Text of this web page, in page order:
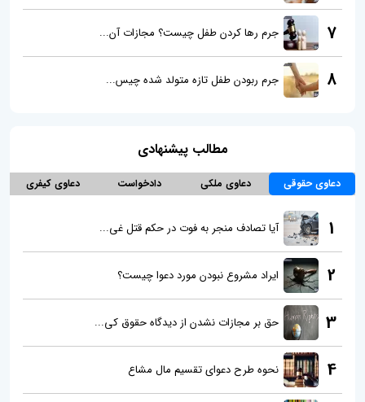
7 جرم رها کردن طفل چیست؟ مجازات آن...
8 جرم ربودن طفل تازه متولد شده چیس...
مطالب پیشنهادی
دعاوی حقوقی دعاوی ملکی دادخواست دعاوی کیفری
1 آیا تصادف منجر به فوت در حکم قتل غی...
2 ایراد مشروع نبودن مورد دعوا چیست؟
3 حق بر مجازات نشدن از دیدگاه حقوق کی...
4 نحوه طرح دعوای تقسیم مال مشاع